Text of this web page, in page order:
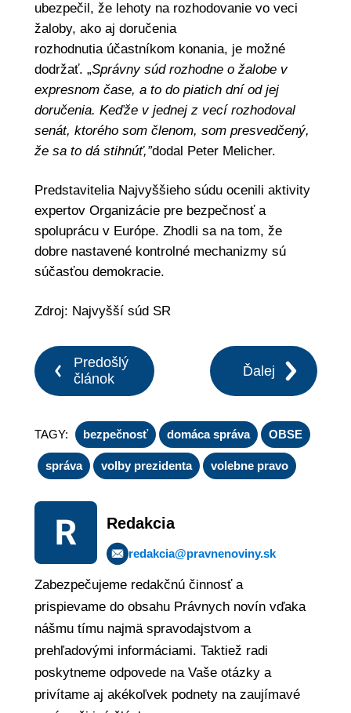
ubezpečil, že lehoty na rozhodovanie vo veci
žaloby, ako aj doručenia
rozhodnutia účastníkom konania, je možné
dodržať. „Správny súd rozhodne o žalobe v
expresnom čase, a to do piatich dní od jej
doručenia. Keďže v jednej z vecí rozhodoval
senát, ktorého som členom, som presvedčený,
že sa to dá stihnúť,”dodal Peter Melicher.
Predstavitelia Najvyššieho súdu ocenili aktivity
expertov Organizácie pre bezpečnosť a
spoluprácu v Európe. Zhodli sa na tom, že
dobre nastavené kontrolné mechanizmy sú
súčasťou demokracie.
Zdroj: Najvyšší súd SR
Predošlý
článok
Ďalej
TAGY: bezpečnosť domáca správa OBSE
správa volby prezidenta volebne pravo
Redakcia
redakcia@pravnenoviny.sk
Zabezpečujeme redakčnú činnosť a
prispievame do obsahu Právnych novín vďaka
nášmu tímu najmä spravodajstvom a
prehľadovými informáciami. Taktiež radi
poskytneme odpovede na Vaše otázky a
privítame aj akékoľvek podnety na zaujímavé